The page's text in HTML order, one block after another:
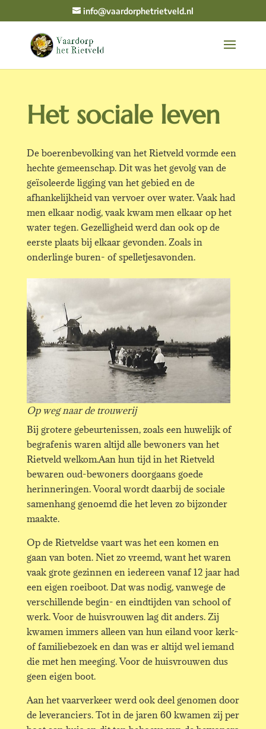
info@vaardorphetrietveld.nl
Het sociale leven
De boerenbevolking van het Rietveld vormde een
hechte gemeenschap. Dit was het gevolg van de
geïsoleerde ligging van het gebied en de
afhankelijkheid van vervoer over water. Vaak had
men elkaar nodig, vaak kwam men elkaar op het
water tegen. Gezelligheid werd dan ook op de
eerste plaats bij elkaar gevonden. Zoals in
onderlinge buren- of spelletjesavonden.
Op weg naar de trouwerij
Bij grotere gebeurtenissen, zoals een huwelijk of
begrafenis waren altijd alle bewoners van het
Rietveld welkom.Aan hun tijd in het Rietveld
bewaren oud-bewoners doorgaans goede
herinneringen. Vooral wordt daarbij de sociale
samenhang genoemd die het leven zo bijzonder
maakte.
Op de Rietveldse vaart was het een komen en
gaan van boten. Niet zo vreemd, want het waren
vaak grote gezinnen en iedereen vanaf 12 jaar had
een eigen roeiboot. Dat was nodig, vanwege de
verschillende begin- en eindtijden van school of
werk. Voor de huisvrouwen lag dit anders. Zij
kwamen immers alleen van hun eiland voor kerk-
of familiebezoek en dan was er altijd wel iemand
die met hen meeging. Voor de huisvrouwen dus
geen eigen boot.
Aan het vaarverkeer werd ook deel genomen door
de leveranciers. Tot in de jaren 60 kwamen zij per